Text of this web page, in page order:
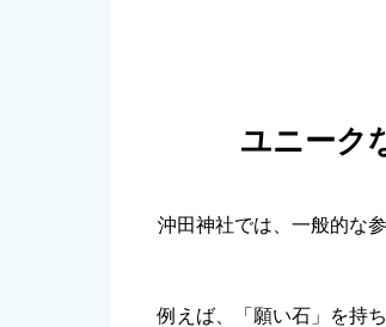
ユニーク
沖田神社では、一般的な
例えば、「願い石」を持